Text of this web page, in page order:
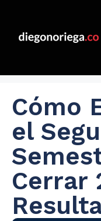
Cómo
el
Cerrar